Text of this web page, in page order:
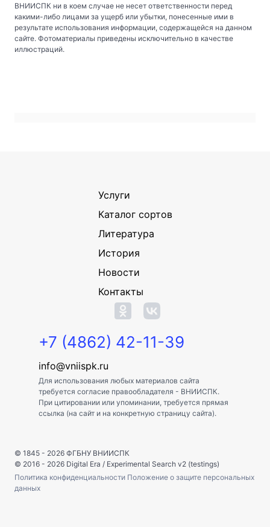
ВНИИСПК ни в коем случае не несет ответственности перед
какими-либо лицами за ущерб или убытки, понесенные ими в
результате использования информации, содержащейся на данном
сайте. Фотоматериалы приведены исключительно в качестве
иллюстраций.
Услуги
Каталог сортов
Литература
История
Новости
Контакты
+7 (4862) 42-11-39
info@vniispk.ru
Для использования любых материалов сайта
требуется согласие правообладателя - ВНИИСПК.
При цитировании или упоминании, требуется прямая
ссылка (на сайт и на конкретную страницу сайта).
© 1845 - 2026 ФГБНУ ВНИИСПК
© 2016 - 2026 Digital Era / Experimental Search v2 (testings)
Политика конфиденциальности Положение о защите персональных
данных